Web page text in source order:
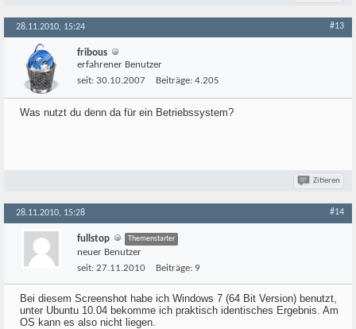
28.11.2010, 15:24 #13
fribous
erfahrener Benutzer
seit: 30.10.2007 Beiträge: 4.205
Was nutzt du denn da für ein Betriebssystem?
Zitieren
28.11.2010, 15:28 #14
fullstop Themenstarter
neuer Benutzer
seit: 27.11.2010 Beiträge: 9
Bei diesem Screenshot habe ich Windows 7 (64 Bit Version) benutzt,
unter Ubuntu 10.04 bekomme ich praktisch identisches Ergebnis. Am
OS kann es also nicht liegen.